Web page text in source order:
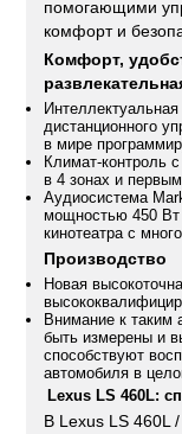
помогающими
комфорт и
Комфорт,
дистанционного
в мире
Климат-контроль
в 4 зонах и
Аудиосистема
мощностью 450
кинотеатра с
Производство
Новая
Внимание к таким
быть измерены и
способствуют
автомобиля в
Lexus LS 460L:
В Lexus LS 460L